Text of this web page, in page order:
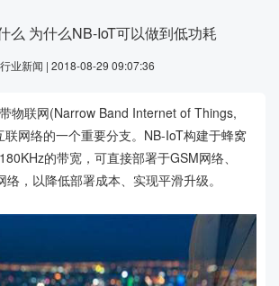
么 为什么NB-IoT可以做到低功耗
行业新闻 | 2018-08-29 09:07:36
联网(Narrow Band Internet of Things,
联网络的一个重要分支。NB-IoT构建于蜂窝
的带宽，可直接部署于GSM网络、
，以降低部署成本、实现平滑升级。